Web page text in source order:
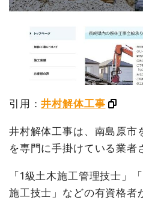
引用：井村解体工事
井村解体工事は、南島原市
を専門に手掛けている業者
「1級土木施工管理技士」
施工技士」などの有資格者